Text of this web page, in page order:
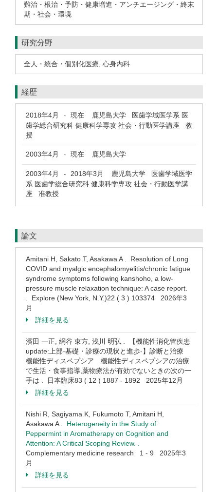
難治・根治・予防・健康増進・アンチエージング・終末
期・社会・環境
研究分野
全人・統合・個別化医療 心身内科
経歴
2018年4月 - 現在 鹿児島大学 医歯学域医学系 医
歯学総合研究科 健康科学専攻 社会・行動医学講座 教
授
2003年4月 - 現在 鹿児島大学
2003年4月 - 2018年3月
鹿児島大学 医歯学域医学
系 医歯学総合研究科 健康科学専攻 社会・行動医学講
座 准教授
論文
Amitani H, Sakato T, Asakawa A . Resolution of Long
COVID and myalgic encephalomyelitis/chronic fatigue
syndrome symptoms following kanshoho, a low-
pressure muscle relaxation technique: A case report.
. Explore (New York, N.Y.)22 ( 3 ) 103374 2026年3
月
詳細を見る
濱田 一正, 網谷 東方, 浅川 明弘 . 【機能性消化管疾患
update:上部-基礎・診療の現状と進歩-】診断と治療
機能性ディスペプシア 機能性ディスペプシアの治療
で生活・食事指導,薬物療法が有効でないときの次の一
手は . 日本臨床83 ( 12 ) 1887 - 1892 2025年12月
詳細を見る
Nishi R, Sagiyama K, Fukumoto T, Amitani H,
Asakawa A . Heterogeneity in the Study of
Peppermint in Aromatherapy on Cognition and
Attention: A Critical Scoping Review. .
Complementary medicine research 1 - 9 2025年3
月
詳細を見る